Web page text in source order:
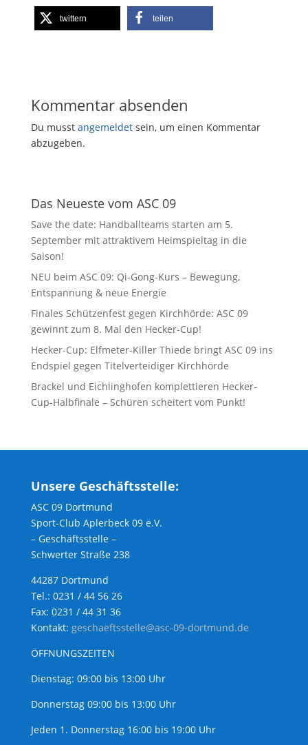
twittern teilen
Kommentar absenden
Du musst angemeldetsein, um einen Kommentar
abzugeben.
Das Neueste vom ASC 09
Save the date: Handballteams starten am 5.
September mit attraktivem Heimspieltag in die
Saison!
NEU beim ASC 09: Qi-Gong-Kurs – Bewegung,
Entspannung & neue Energie
Finales Schützenfest gegen Kirchhörde: ASC 09
gewinnt zum 8. Mal den Hecker-Cup!
Hecker-Cup: Elfmeter-Killer Thiede bringt ASC 09 ins
Endspiel gegen Titelverteidiger Kirchhörde
Brackel und Eichlinghofen komplettieren Hecker-
Cup-Halbfinale – Schüren scheitert vom Punkt!
Unsere Geschäftsstelle:
ASC 09 Dortmund
Sport-Club Aplerbeck 09 e.V.
– Geschäftsstelle –
Schwerter Straße 238
44287 Dortmund
Tel.: 0231 / 44 56 26
Fax: 0231 / 44 31 36
Kontakt: geschaeftsstelle@asc-09-dortmund.de
ÖFFNUNGSZEITEN
Dienstag: 09:00 bis 13:00 Uhr
Donnerstag 09:00 bis 13:00 Uhr
Jeden 1. Donnerstag 16:00 bis 19:00 Uhr